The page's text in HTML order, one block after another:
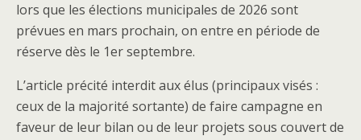
lors que les élections municipales de 2026 sont
prévues en mars prochain, on entre en période de
réserve dès le 1er septembre.
L’article précité interdit aux élus (principaux visés :
ceux de la majorité sortante) de faire campagne en
faveur de leur bilan ou de leur projets sous couvert de